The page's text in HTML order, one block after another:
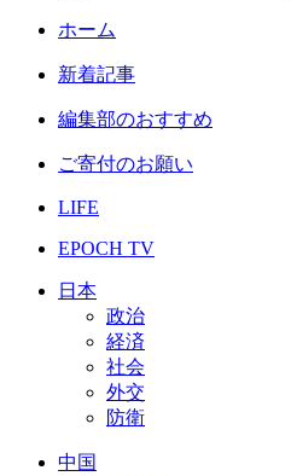
ホーム
新着記事
編集部のおすすめ
ご寄付のお願い
LIFE
EPOCH TV
日本
政治
経済
社会
外交
防衛
中国